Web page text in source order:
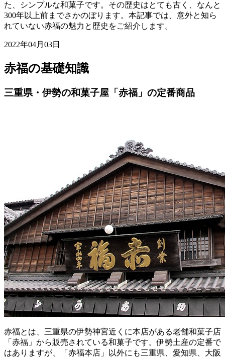
た、シンプルな和菓子です。その歴史はとても古く、なんと
300年以上前までさかのぼります。本記事では、意外と知ら
れていない赤福の魅力と歴史をご紹介します。
2022年04月03日
赤福の基礎知識
三重県・伊勢の和菓子屋「赤福」の定番商品
赤福とは、三重県の伊勢神宮近くに本店がある老舗和菓子店
「赤福」から販売されている和菓子です。伊勢土産の定番で
はありますが、「赤福本店」以外にも三重県、愛知県、大阪